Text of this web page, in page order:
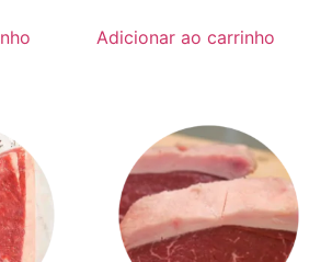
Adicionar ao carrinho